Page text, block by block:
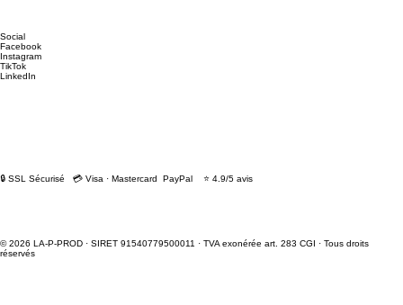
Social
Facebook
Instagram
TikTok
LinkedIn
© 2026 LA-P-PROD · SIRET 91540779500011 · TVA exonérée art. 283 CGI · Tous droits
réservés
🔒 SSL Sécurisé 💳 Visa · Mastercard PayPal ⭐ 4.9/5 avis